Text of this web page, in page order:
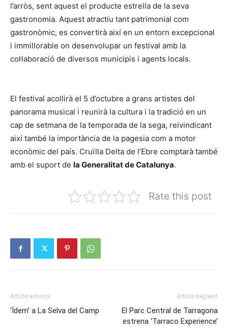
l’arròs, sent aquest el producte estrella de la seva
gastronomia. Aquest atractiu tant patrimonial com
gastronòmic, es convertirà així en un entorn excepcional
i immillorable on desenvolupar un festival amb la
col·laboració de diversos municipis i agents locals.
El festival acollirà el 5 d’octubre a grans artistes del
panorama musical i reunirà la cultura i la tradició en un
cap de setmana de la temporada de la sega, reivindicant
així també la importància de la pagesia com a motor
econòmic del país. Cruïlla Delta de l’Ebre comptarà també
amb el suport de la Generalitat de Catalunya.
Rate this post
Article anterior
‘Ídem’ a La Selva del Camp
Article següent
El Parc Central de Tarragona
estrena ‘Tarraco Experience’